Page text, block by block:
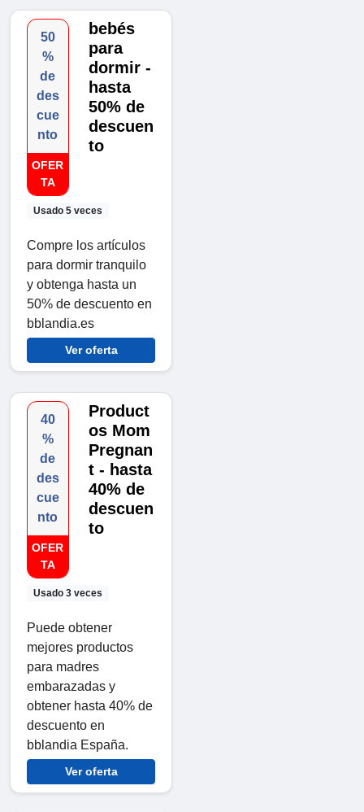
50
%
de
des
cue
nto
OFER
TA
Usado 5 veces
bebés
para
dormir -
hasta
50% de
descuen
to
Compre los artículos
para dormir tranquilo
y obtenga hasta un
50% de descuento en
bblandia.es
Ver oferta
40
%
de
des
cue
nto
OFER
TA
Usado 3 veces
Product
os Mom
Pregnan
t - hasta
40% de
descuen
to
Puede obtener
mejores productos
para madres
embarazadas y
obtener hasta 40% de
descuento en
bblandia España.
Ver oferta